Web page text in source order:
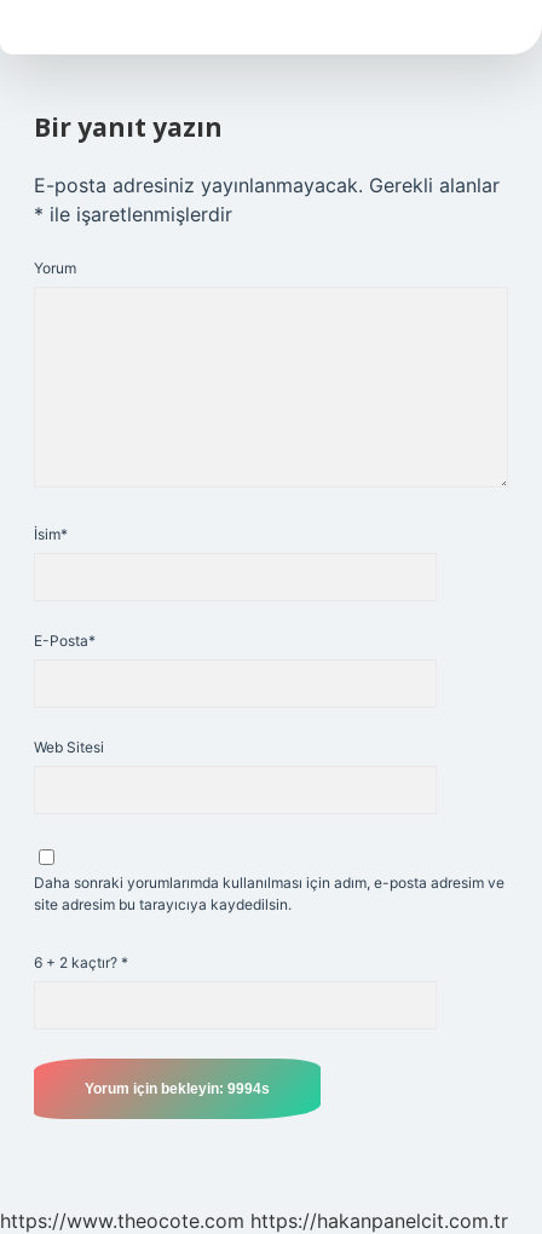
Bir yanıt yazın
E-posta adresiniz yayınlanmayacak. Gerekli alanlar
* ile işaretlenmişlerdir
Yorum
İsim*
E-Posta*
Web Sitesi
Daha sonraki yorumlarımda kullanılması için adım, e-posta adresim ve
site adresim bu tarayıcıya kaydedilsin.
6 + 2 kaçtır? *
https://www.theocote.com https://hakanpanelcit.com.tr